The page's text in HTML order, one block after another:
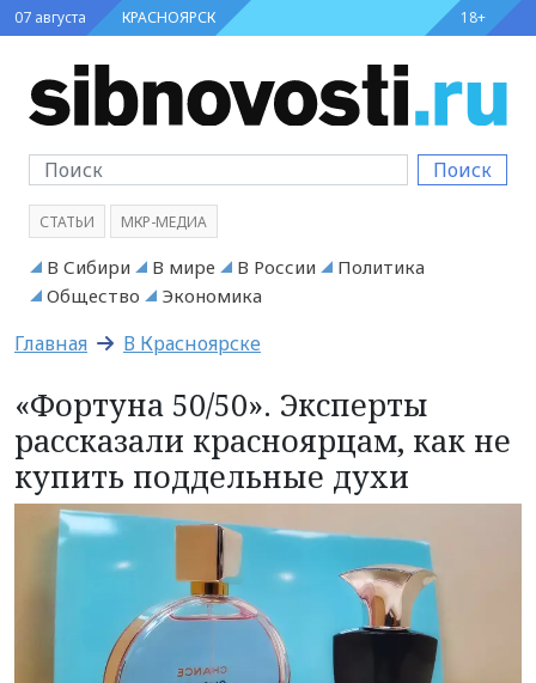
07 августа КРАСНОЯРСК 18+
Поиск
СТАТЬИ МКР-МЕДИА
В Сибири В мире В России
Политика
Общество
Экономика
Главная В Красноярске
«Фортуна 50/50». Эксперты
рассказали красноярцам, как не
купить поддельные духи